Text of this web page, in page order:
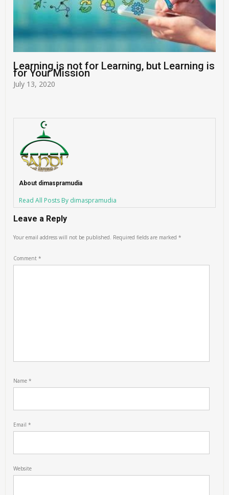
Learning is not for Learning, but Learning is
for Your Mission
July 13, 2020
About dimaspramudia
Read All Posts By dimaspramudia
Leave a Reply
Your email address will not be published. Required fields are marked*
Comment*
Name*
Email*
Website